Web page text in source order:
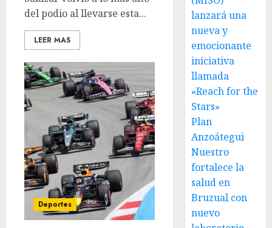
del podio al llevarse esta...
LEER MAS
Deportes
lanzará una
nueva y
emocionante
iniciativa
llamada
«Reach for the
Stars»
Plan
Anzoátegui
Nuestro
fortalece la
salud en
Bruzual con
nuevo